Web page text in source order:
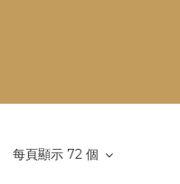
每頁顯示 72 個